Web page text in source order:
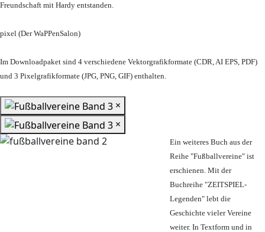
Freundschaft mit Hardy entstanden.
pixel (Der WaPPenSalon)
Im Downloadpaket sind 4 verschiedene Vektorgrafikformate (CDR, AI EPS, PDF)
und 3 Pixelgrafikformate (JPG, PNG, GIF) enthalten.
×
×
Ein weiteres Buch aus der
Reihe "Fußballvereine" ist
erschienen. Mit der
Buchreihe "ZEITSPIEL-
Legenden" lebt die
Geschichte vieler Vereine
weiter. In Textform und in